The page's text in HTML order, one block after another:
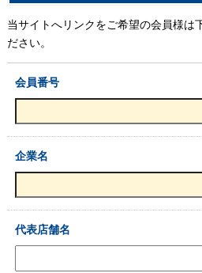
当サイトへリンクをご希望の会員様は
ださい。
会員番号
企業名
代表店舗名